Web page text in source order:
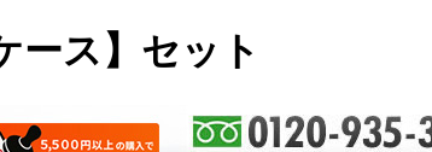
ース】セット